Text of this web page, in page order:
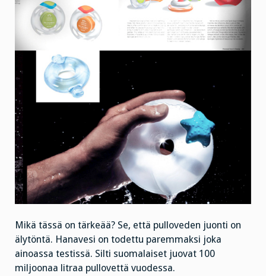
Mikä tässä on tärkeää? Se, että pulloveden juonti on
älytöntä. Hanavesi on todettu paremmaksi joka
ainoassa testissä. Silti suomalaiset juovat 100
miljoonaa litraa pullovettä vuodessa.